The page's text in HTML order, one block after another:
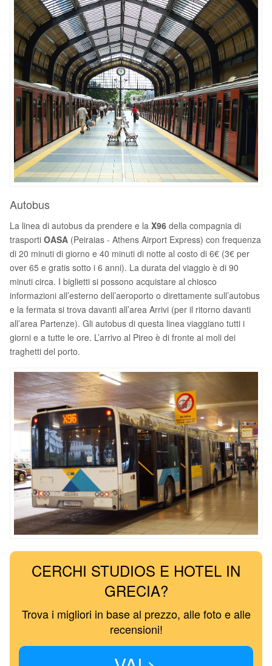
Autobus
La linea di autobus da prendere e la X96 della compagnia di
trasporti OASA (Peiraias - Athens Airport Express) con frequenza
di 20 minuti di giorno e 40 minuti di notte al costo di 6€ (3€ per
over 65 e gratis sotto i 6 anni). La durata del viaggio è di 90
minuti circa. I biglietti si possono acquistare al chiosco
informazioni all’esterno dell’aeroporto o direttamente sull’autobus
e la fermata si trova davanti all’area Arrivi (per il ritorno davanti
all’area Partenze). Gli autobus di questa linea viaggiano tutti i
giorni e a tutte le ore. L’arrivo al Pireo è di fronte ai moli dei
traghetti del porto.
CERCHI STUDIOS E HOTEL IN
GRECIA?
Trova i migliori in base al prezzo, alle foto e alle
recensioni!